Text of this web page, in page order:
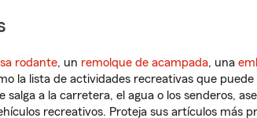
rodante, un remolque de acampada, una
la lista de actividades recreativas que
a la carretera, el agua o los senderos,
recreativos. Proteja sus artículos más